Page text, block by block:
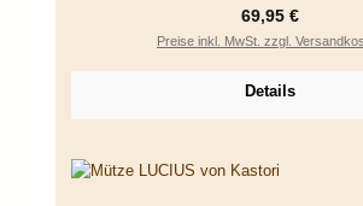
Regulärer Preis:
69,95 €
Preise inkl. MwSt. zzgl.
Details